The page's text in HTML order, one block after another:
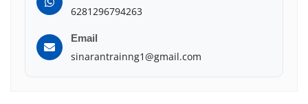
6281296794263
Email
sinarantrainng1@gmail.com